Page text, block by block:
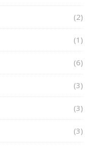
(2)
(1)
(6)
(3)
(3)
(3)